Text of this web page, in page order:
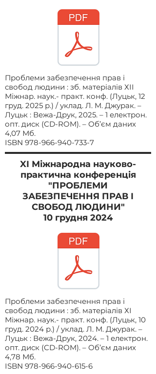
Проблеми забезпечення прав і
свобод людини : зб. матеріалів ХІІ
Міжнар. наук.- практ. конф. (Луцьк, 12
груд. 2025 р.) / уклад. Л. М. Джурак. –
Луцьк : Вежа-Друк, 2025. – 1 електрон.
опт. диск (CD-ROM). – Об’єм даних
4,07 Мб.
ISBN 978-966-940-733-7
XI Міжнародна науково-
практична конференція
"ПРОБЛЕМИ
ЗАБЕЗПЕЧЕННЯ ПРАВ І
СВОБОД ЛЮДИНИ"
10 грудня 2024
Проблеми забезпечення прав і
свобод людини : зб. матеріалів ХІ
Міжнар. наук.- практ. конф. (Луцьк, 10
груд. 2024 р.) / уклад. Л. М. Джурак. –
Луцьк : Вежа-Друк, 2024. – 1 електрон.
опт. диск (CD-ROM). – Об’єм даних
4,78 Мб.
ISBN 978-966-940-615-6